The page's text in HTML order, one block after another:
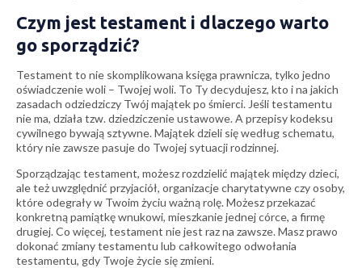
Czym jest testament i dlaczego warto
go sporządzić?
Testament to nie skomplikowana księga prawnicza, tylko jedno
oświadczenie woli – Twojej woli. To Ty decydujesz, kto i na jakich
zasadach odziedziczy Twój majątek po śmierci. Jeśli testamentu
nie ma, działa tzw. dziedziczenie ustawowe. A przepisy kodeksu
cywilnego bywają sztywne. Majątek dzieli się według schematu,
który nie zawsze pasuje do Twojej sytuacji rodzinnej.
Sporządzając testament, możesz rozdzielić majątek między dzieci,
ale też uwzględnić przyjaciół, organizacje charytatywne czy osoby,
które odegrały w Twoim życiu ważną rolę. Możesz przekazać
konkretną pamiątkę wnukowi, mieszkanie jednej córce, a firmę
drugiej. Co więcej, testament nie jest raz na zawsze. Masz prawo
dokonać zmiany testamentu lub całkowitego odwołania
testamentu, gdy Twoje życie się zmieni.